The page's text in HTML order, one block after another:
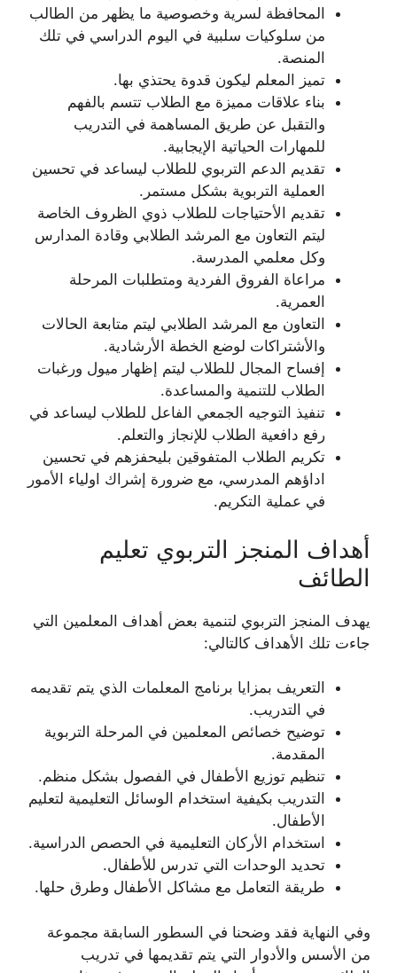
المحافظة لسرية وخصوصية ما يظهر من الطالب
من سلوكيات سلبية في اليوم الدراسي في تلك
المنصة.
تميز المعلم ليكون قدوة يحتذي بها.
بناء علاقات مميزة مع الطلاب تتسم بالفهم
والتقبل عن طريق المساهمة في التدريب
للمهارات الحياتية الإيجابية.
تقديم الدعم التربوي للطلاب ليساعد في تحسين
العملية التربوية بشكل مستمر.
تقديم الأحتياجات للطلاب ذوي الظروف الخاصة
ليتم التعاون مع المرشد الطلابي وقادة المدارس
وكل معلمي المدرسة.
مراعاة الفروق الفردية ومتطلبات المرحلة
العمرية.
التعاون مع المرشد الطلابي ليتم متابعة الحالات
والأشتراكات لوضع الخطة الأرشادية.
إفساح المجال للطلاب ليتم إظهار ميول ورغبات
الطلاب للتنمية والمساعدة.
تنفيذ التوجيه الجمعي الفاعل للطلاب ليساعد في
رفع دافعية الطلاب للإنجاز والتعلم.
تكريم الطلاب المتفوقين بليحفزهم في تحسين
اداؤهم المدرسي، مع ضرورة إشراك اولياء الأمور
في عملية التكريم.
أهداف المنجز التربوي تعليم
الطائف
يهدف المنجز التربوي لتنمية بعض أهداف المعلمين التي
جاءت تلك الأهداف كالتالي:
التعريف بمزايا برنامج المعلمات الذي يتم تقديمه
في التدريب.
توضيح خصائص المعلمين في المرحلة التربوية
المقدمة.
تنظيم توزيع الأطفال في الفصول بشكل منظم.
التدريب بكيفية استخدام الوسائل التعليمية لتعليم
الأطفال.
استخدام الأركان التعليمية في الحصص الدراسية.
تحديد الوحدات التي تدرس للأطفال.
طريقة التعامل مع مشاكل الأطفال وطرق حلها.
وفي النهاية فقد وضحنا في السطور السابقة مجموعة
من الأسس والأدوار التي يتم تقديمها في تدريب